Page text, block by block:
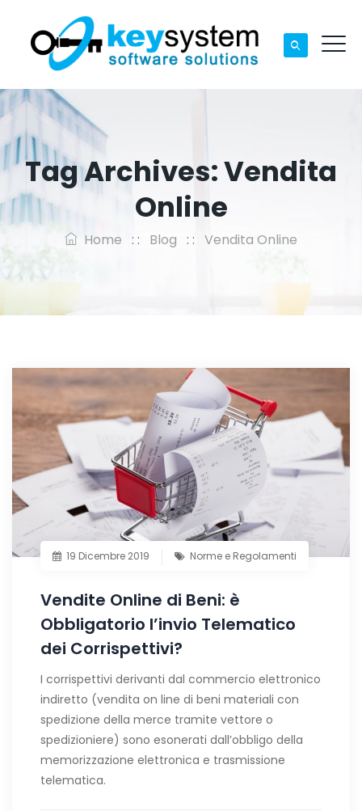
Tag Archives:Vendita
Online
Home : : Blog : : Vendita Online
19 Dicembre 2019 Norme e Regolamenti
Vendite Online di Beni: è
Obbligatorio l’invio Telematico
dei Corrispettivi?
I corrispettivi derivanti dal commercio elettronico
indiretto (vendita on line di beni materiali con
spedizione della merce tramite vettore o
spedizioniere) sono esonerati dall’obbligo della
memorizzazione elettronica e trasmissione
telematica.